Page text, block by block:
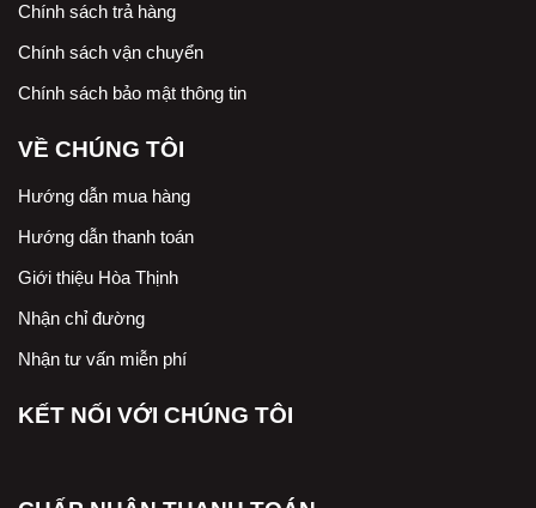
Chính sách trả hàng
Chính sách vận chuyển
Chính sách bảo mật thông tin
VỀ CHÚNG TÔI
Hướng dẫn mua hàng
Hướng dẫn thanh toán
Giới thiệu Hòa Thịnh
Nhận chỉ đường
Nhận tư vấn miễn phí
KẾT NỐI VỚI CHÚNG TÔI